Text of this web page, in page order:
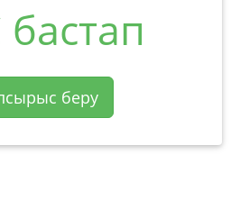
беру